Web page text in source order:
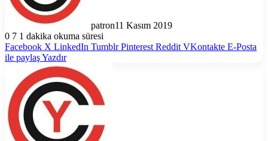
patron11 Kasım 2019
0 7 1 dakika okuma süresi
Facebook X LinkedIn Tumblr Pinterest Reddit VKontakte E-Posta
ile paylaşYazdır